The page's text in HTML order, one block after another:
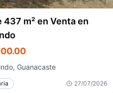
437 m² en Venta en
Guanacaste
27/07/2026